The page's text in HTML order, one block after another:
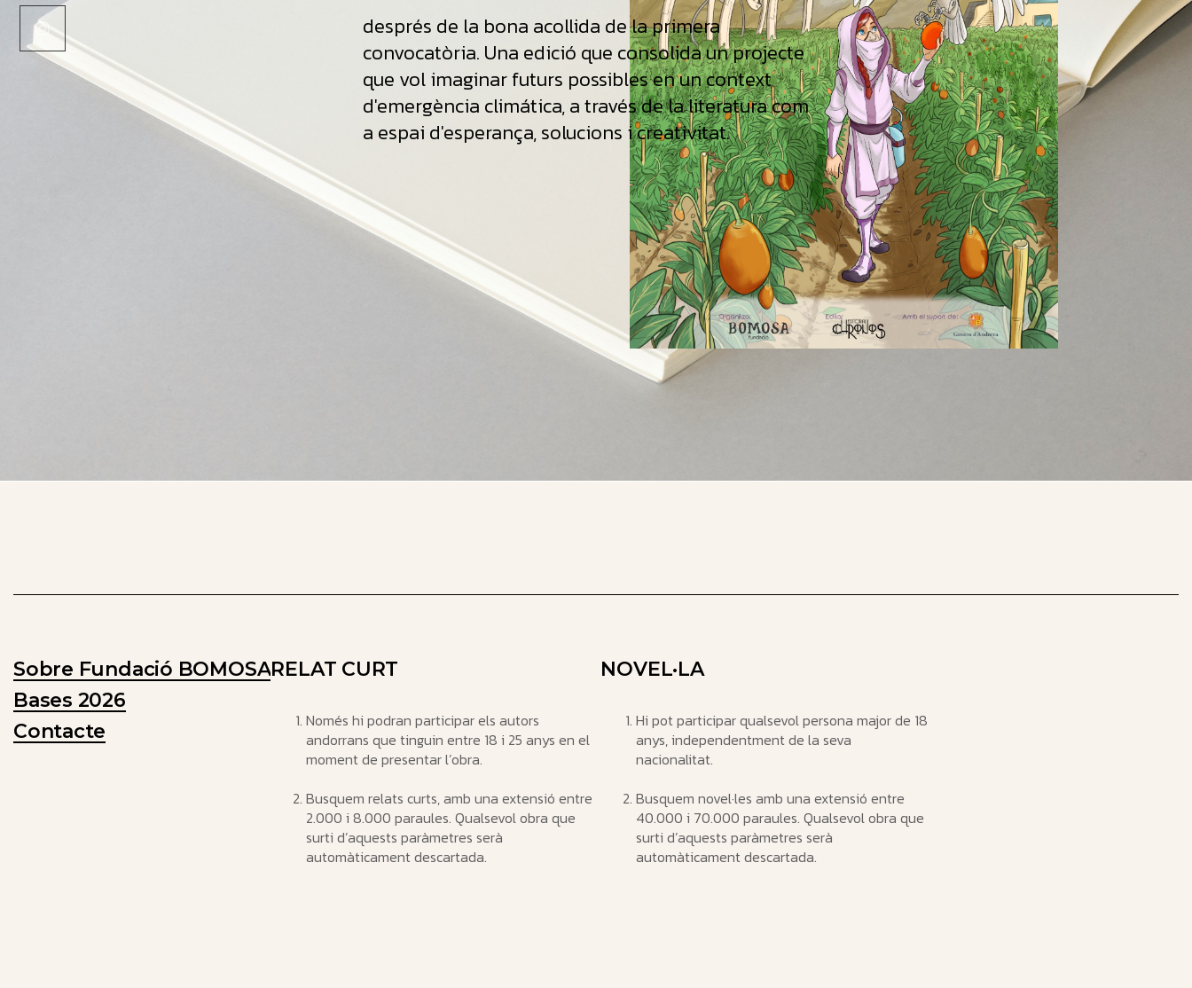
després de la bona acollida de la primera
convocatòria. Una edició que consolida un projecte
que vol imaginar futurs possibles en un context
d'emergència climática, a través de la literatura com
a espai d'esperança, solucions i creativitat.
Sobre Fundació BOMOSA
Bases 2026
Contacte
RELAT CURT
Només hi podran participar els autors
andorrans que tinguin entre 18 i 25 anys en el
moment de presentar l’obra.
Busquem relats curts, amb una extensió entre
2.000 i 8.000 paraules. Qualsevol obra que
surti d’aquests paràmetres serà
automàticament descartada.
NOVEL·LA
Hi pot participar qualsevol persona major de 18
anys, independentment de la seva
nacionalitat.
Busquem novel·les amb una extensió entre
40.000 i 70.000 paraules. Qualsevol obra que
surti d’aquests paràmetres serà
automàticament descartada.